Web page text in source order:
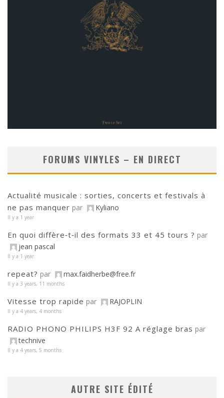
FORUMS VINYLES – EN DIRECT
Actualité musicale : sorties, concerts et festivals à
ne pas manquer par Kyliano
Il y a 1 year
En quoi diffère‑t‑il des formats 33 et 45 tours ? par
jean pascal
Il y a 1 year
repeat? par max.faidherbe@free.fr
Il y a 3 years, 11 months
Vitesse trop rapide par RAJOPLIN
Il y a 4 years, 4 months
RADIO PHONO PHILIPS H3F 92 A réglage bras par
technive
Il y a 4 years, 5 months
AUTRE SITE ÉDITÉ